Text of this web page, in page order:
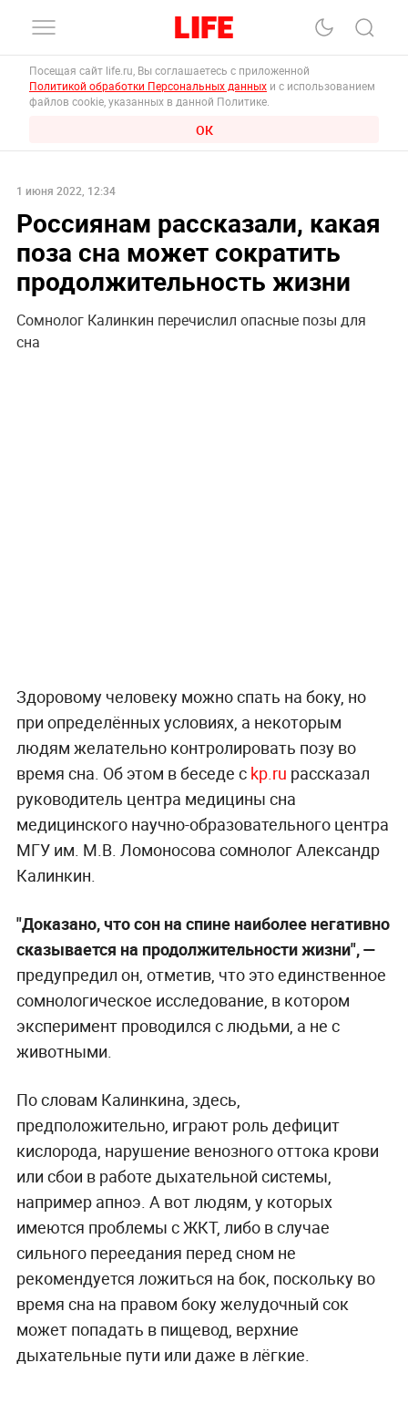
Посещая сайт life.ru, Вы соглашаетесь с приложенной
Политикой обработки Персональных данных и с использованием
файлов cookie, указанных в данной Политике.
ОК
1 июня 2022, 12:34
Россиянам рассказали, какая
поза сна может сократить
продолжительность жизни
Сомнолог Калинкин перечислил опасные позы для
сна
Здоровому человеку можно спать на боку, но
при определённых условиях, а некоторым
людям желательно контролировать позу во
время сна. Об этом в беседе с kp.ru рассказал
руководитель центра медицины сна
медицинского научно-образовательного центра
МГУ им. М.В. Ломоносова сомнолог Александр
Калинкин.
"Доказано, что сон на спине наиболее негативно
сказывается на продолжительности жизни", —
предупредил он, отметив, что это единственное
сомнологическое исследование, в котором
эксперимент проводился с людьми, а не с
животными.
По словам Калинкина, здесь,
предположительно, играют роль дефицит
кислорода, нарушение венозного оттока крови
или сбои в работе дыхательной системы,
например апноэ. А вот людям, у которых
имеются проблемы с ЖКТ, либо в случае
сильного переедания перед сном не
рекомендуется ложиться на бок, поскольку во
время сна на правом боку желудочный сок
может попадать в пищевод, верхние
дыхательные пути или даже в лёгкие.